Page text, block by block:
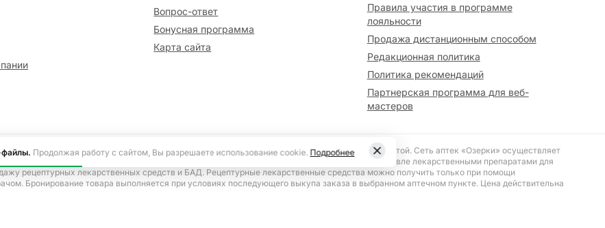
Вопрос-ответ
Бонусная программа
Карта сайта
Правила участия в программе
лояльности
Продажа дистанционным способом
Редакционная политика
Политика рекомендаций
Партнерская программа для веб-
мастеров
информация носит исключительно ознакомительный характер и не является публичной офертой. Сеть аптек «Озерки» осуществляет
согласно Указу Президента Российской Федерации от 17.03.2020 № 187 «О розничной торговле лекарственными препаратами для
рецептурных лекарственных средств и БАД. Рецептурные лекарственные средства можно получить только при помощи
Бронирование товара выполняется при условиях последующего выкупа заказа в выбранном аптечном пункте. Цена действительна
Продолжая работу с сайтом, Вы разрешаете использование cookie. Подробнее